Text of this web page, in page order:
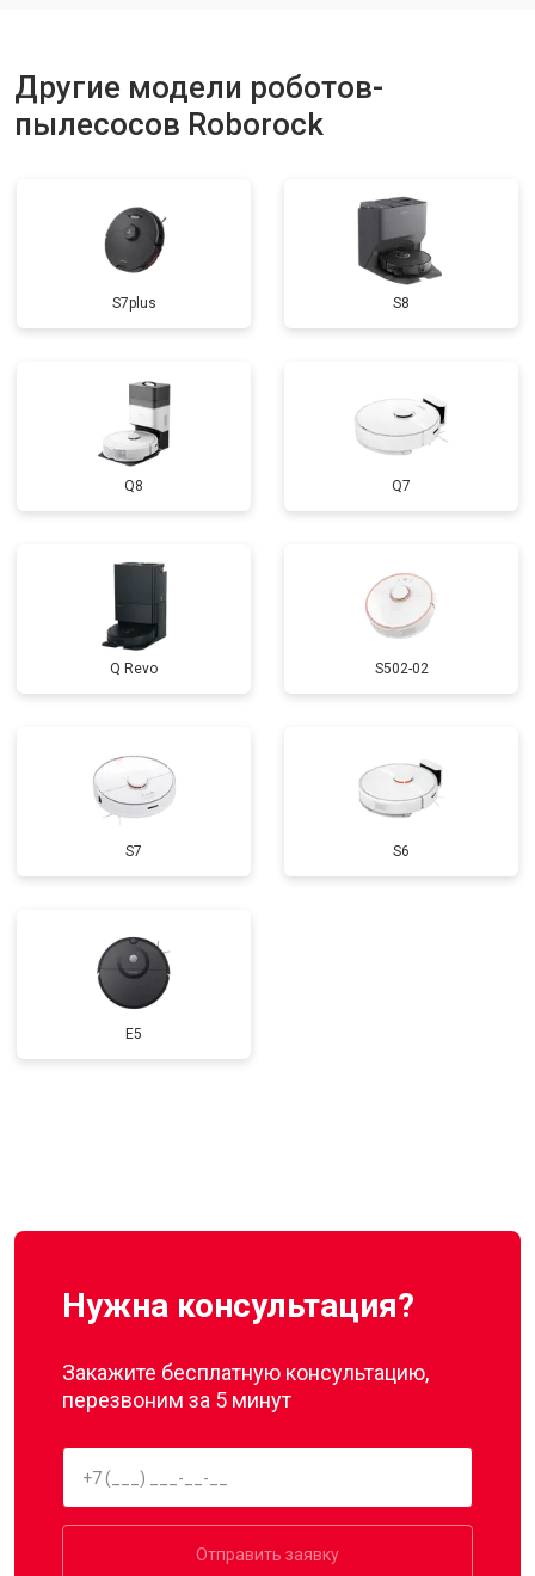
Другие модели роботов-
пылесосов Roborock
S7plus S8
Q8 Q7
Q Revo S502-02
S7 S6
E5
Нужна консультация?
Закажите бесплатную консультацию,
перезвоним за 5 минут
Отправить заявку